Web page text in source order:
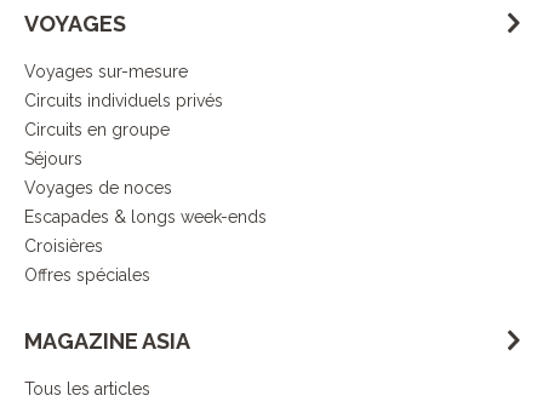
VOYAGES
Voyages sur-mesure
Circuits individuels privés
Circuits en groupe
Séjours
Voyages de noces
Escapades & longs week-ends
Croisières
Offres spéciales
MAGAZINE ASIA
Tous les articles